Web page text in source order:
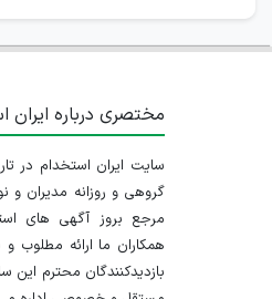
مختصری درباره ایران
گروهی و روزانه مدیران
مرجع بروز آگهی های
همکاران ما ارائه
بازدیدکنندگان محترم